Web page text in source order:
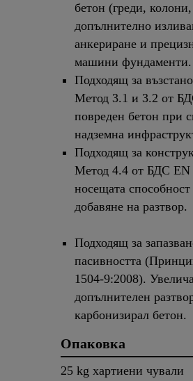
бетон (греди,
допълнително
анкериране и
машини фундаменти.
Подходящ за
Метод 3.1 и 3.2 от
повреден бетон при
надземна
Подходящ за
Метод 4.4 от БДС EN
носещата
добавяне на разтвор.
Подходящ за
пасивността
1504-9:2008).
допълнителен
карбонизирал бетон.
Опаковка
25 kg хартиени чували